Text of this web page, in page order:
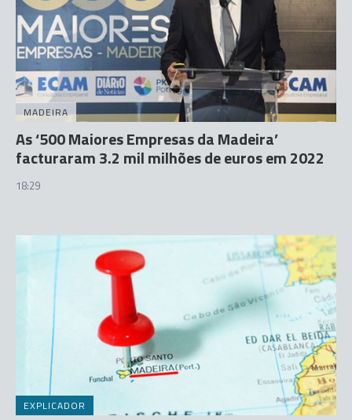
MADEIRA
As ‘500 Maiores Empresas da Madeira’
facturaram 3.2 mil milhões de euros em 2022
18:29
EXPLICADOR